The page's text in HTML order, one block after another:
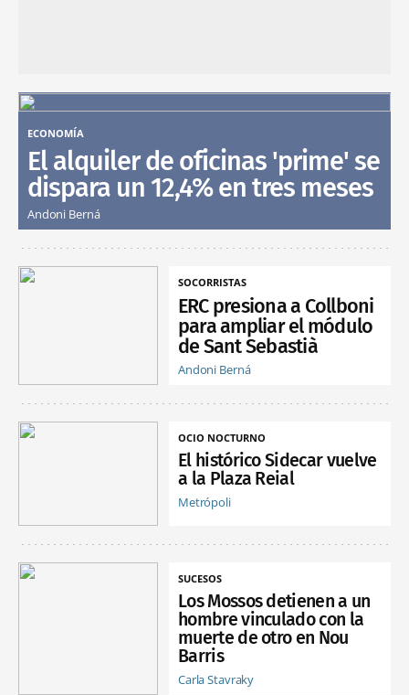
ECONOMÍA
El alquiler de oficinas 'prime' se
dispara un 12,4% en tres meses
Andoni Berná
SOCORRISTAS
ERC presiona a Collboni
para ampliar el módulo
de Sant Sebastià
Andoni Berná
OCIO NOCTURNO
El histórico Sidecar vuelve
a la Plaza Reial
Metrópoli
SUCESOS
Los Mossos detienen a un
hombre vinculado con la
muerte de otro en Nou
Barris
Carla Stavraky